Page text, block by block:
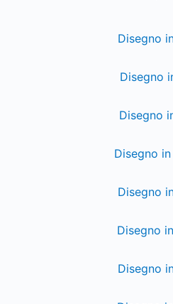
Disegno
Disegno
Disegno
Disegno in
Disegno
Disegno
Disegno